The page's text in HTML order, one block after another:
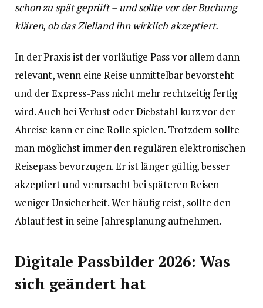
schon zu spät geprüft – und sollte vor der Buchung
klären, ob das Zielland ihn wirklich akzeptiert.
In der Praxis ist der vorläufige Pass vor allem dann
relevant, wenn eine Reise unmittelbar bevorsteht
und der Express-Pass nicht mehr rechtzeitig fertig
wird. Auch bei Verlust oder Diebstahl kurz vor der
Abreise kann er eine Rolle spielen. Trotzdem sollte
man möglichst immer den regulären elektronischen
Reisepass bevorzugen. Er ist länger gültig, besser
akzeptiert und verursacht bei späteren Reisen
weniger Unsicherheit. Wer häufig reist, sollte den
Ablauf fest in seine Jahresplanung aufnehmen.
Digitale Passbilder 2026: Was
sich geändert hat